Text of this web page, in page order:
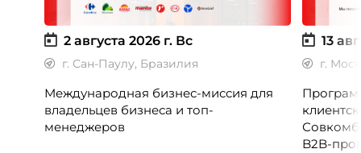
2 августа 2026 г. Вс
г. Сан-Паулу, Бразилия
Международная бизнес-миссия для
владельцев бизнеса и топ-
менеджеров
13
г.
B2B-